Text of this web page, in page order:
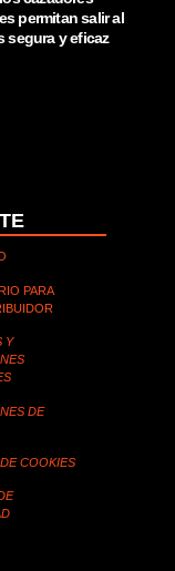
permitan salir al
segura y eficaz
PARA
Y
DE
COOKIES